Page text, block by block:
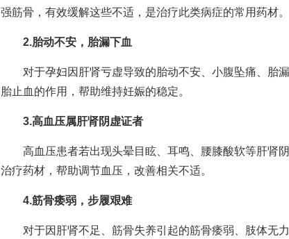
强筋骨，有效缓解这些不适，是治疗此类病症的常用药材。
2.胎动不安，胎漏下血
对于孕妇因肝肾亏虚导致的胎动不安、小腹坠痛、胎
胎止血的作用，帮助维持妊娠的稳定。
3.高血压属肝肾阴虚证者
高血压患者若出现头晕目眩、耳鸣、腰膝酸软等肝肾阴
治疗药材，帮助调节血压，改善相关不适。
4.筋骨痿弱，步履艰难
对于因肝肾不足、筋骨失养引起的筋骨痿弱、肢体无